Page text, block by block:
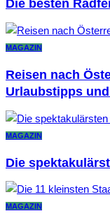
Die besten
MAGAZIN
Reisen nach
Urlaubstipps
MAGAZIN
Die
MAGAZIN